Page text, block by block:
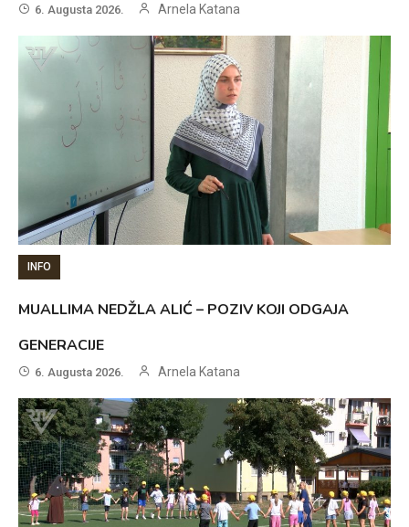
6. Augusta 2026. Arnela Katana
INFO
MUALLIMA NEDŽLA ALIĆ – POZIV KOJI ODGAJA
GENERACIJE
6. Augusta 2026. Arnela Katana